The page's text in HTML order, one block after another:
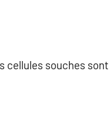
cellules souches